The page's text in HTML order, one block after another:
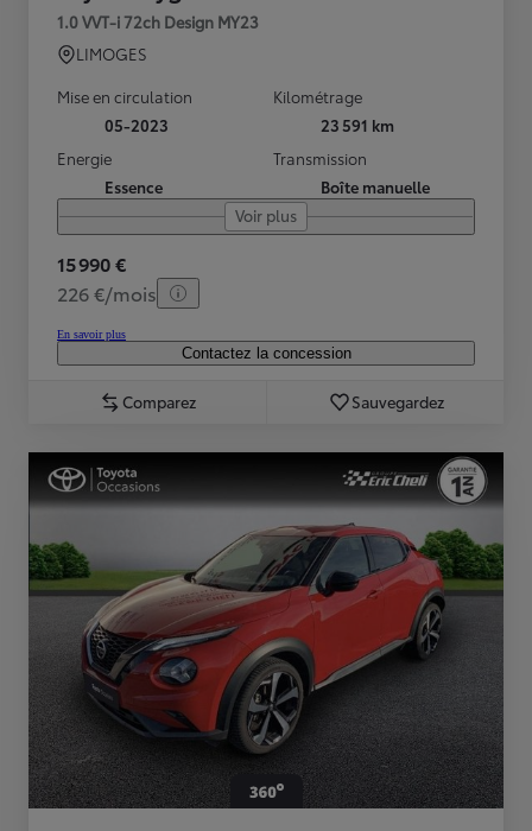
1.0 VVT-i 72ch Design MY23
LIMOGES
Mise en circulation
05-2023
Kilométrage
23 591 km
Energie
Essence
Transmission
Boîte manuelle
Voir plus
15 990 €
226 €/mois
En savoir plus
Contactez la concession
Comparez Sauvegardez